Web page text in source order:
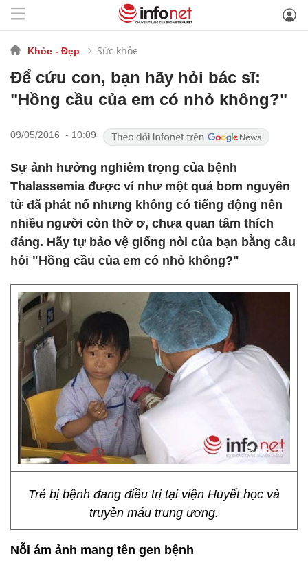
Khỏe - Đẹp Sức khỏe
Để cứu con, bạn hãy hỏi bác sĩ:
"Hồng cầu của em có nhỏ không?"
09/05/2016 - 10:09
Sự ảnh hưởng nghiêm trọng của bệnh
Thalassemia được ví như một quả bom nguyên
tử đã phát nổ nhưng không có tiếng động nên
nhiều người còn thờ ơ, chưa quan tâm thích
đáng. Hãy tự bảo vệ giống nòi của bạn bằng câu
hỏi "Hồng cầu của em có nhỏ không?"
Trẻ bị bệnh đang điều trị tại viện Huyết học và
truyền máu trung ương.
Nỗi ám ảnh mang tên gen bệnh